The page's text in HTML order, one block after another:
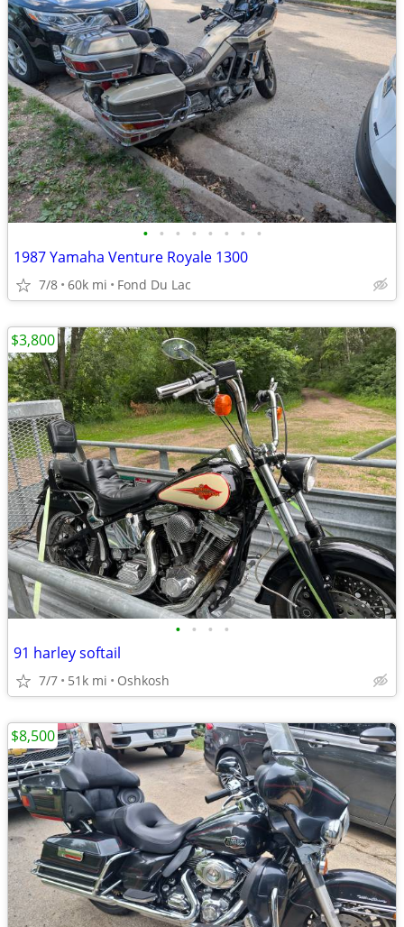
• • • • • • • •
1987 Yamaha Venture Royale 1300
7/8 60k mi Fond Du Lac
• • • •
91 harley softail
7/7 51k mi Oshkosh
$3,800
$8,500